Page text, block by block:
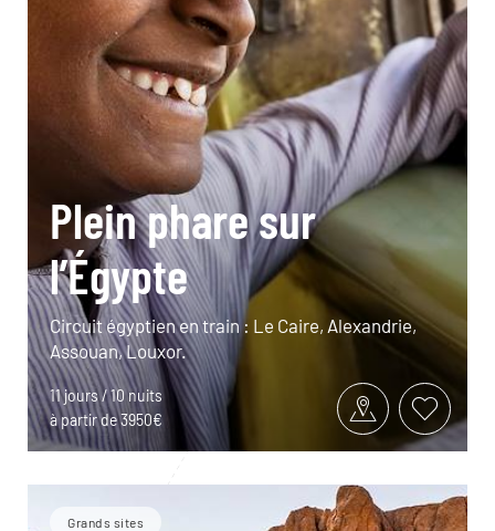
Plein phare sur
l’Égypte
Circuit égyptien en train : Le Caire, Alexandrie,
Assouan, Louxor.
11 jours / 10 nuits
à partir de 3950€
Grands sites